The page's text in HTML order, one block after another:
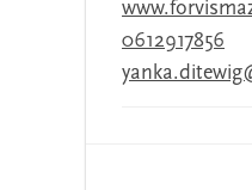
0612917856